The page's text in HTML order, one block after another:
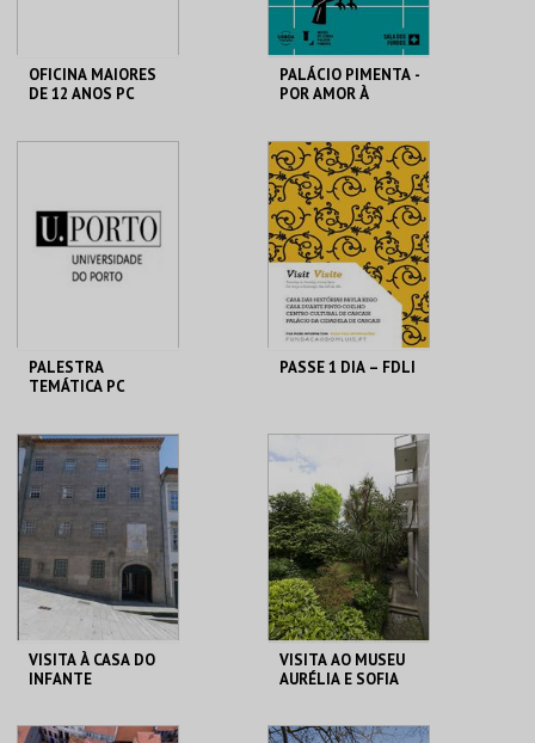
OFICINA MAIORES
DE 12 ANOS PC
MAIS INFO
COMPRAR
PALÁCIO PIMENTA -
POR AMOR À
ML - PALÁCIO
PIMENTA
MAIS INFO
COMPRAR
PALESTRA
TEMÁTICA PC
MHNC-UP - POLO
CENTRAL
MAIS INFO
COMPRAR
PASSE 1 DIA – FDLI
CENTRO CULTURAL
CASCAIS
MAIS INFO
COMPRAR
VISITA À CASA DO
INFANTE
CASA DO INFANTE
VISITA AO MUSEU
AURÉLIA E SOFIA
MUSEU AURÉLIA E